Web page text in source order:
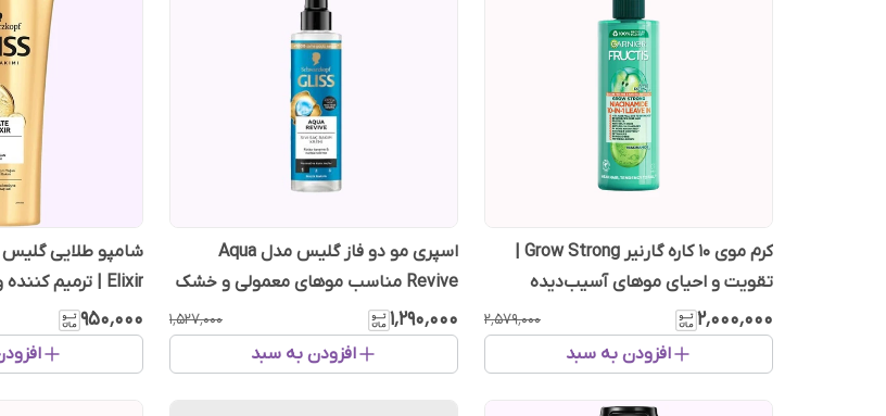
تقویت و احیای موهای آسیب‌دیده
۲٬۰۰۰٬۰۰۰ ۲٬۵۷۹٬۰۰۰
افزودن به سبد
اسپری مو دو فاز گلیس مدل Aqua
Revive مناسب موهای معمولی و خشک
۲۰۰ میل
۱٬۲۹۰٬۰۰۰ ۱٬۵۲۷٬۰۰۰
افزودن به سبد
Elixir | ترمیم کننده و نرم کننده
۹۵۰٬۰۰۰